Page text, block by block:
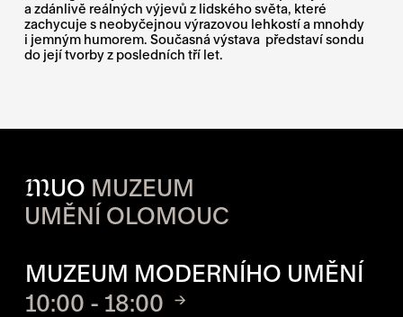
a zdánlivě reálných výjevů z lidského světa, které
zachycuje s neobyčejnou výrazovou lehkostí a mnohdy
i jemným humorem. Současná výstava představí sondu
do její tvorby z posledních tří let.
MUO MUZEUM
UMĚNÍ OLOMOUC
MUZEUM MODERNÍHO UMĚNÍ
10:00 - 18:00